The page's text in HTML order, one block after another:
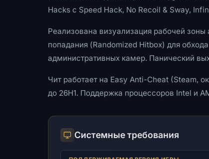
Hacks с Speed Hack, No Recoil & Sway,
Реализована визуализация рабочей
попадания (Randomized Hitbox) для
административных камер. Панический
Чит работает на Easy Anti-Cheat (Steam,
до 26H1. Поддержка процессоров Intel и
Системные требования